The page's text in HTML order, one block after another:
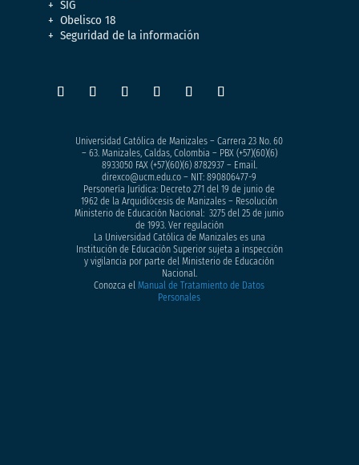
SIG
Obelisco 18
Seguridad de la información
Universidad Católica de Manizales – Carrera 23 No. 60
– 63. Manizales, Caldas, Colombia – PBX (+57)(60)(6)
8933050FAX (+57)(60)(6) 8782937 – Email.
direxco@ucm.edu.co – NIT: 890806477-9
Personería Jurídica: Decreto 271 del 19 de junio de
1962 de la Arquidiócesis de Manizales – Resolución
Ministerio de Educación Nacional: 3275 del 25 de junio
de 1993. Ver regulación
La Universidad Católica de Manizales es una
Institución de Educación Superior sujeta a inspección
y vigilancia por parte del Ministerio de Educación
Nacional.
Conozca elManual de Tratamiento de Datos
Personales